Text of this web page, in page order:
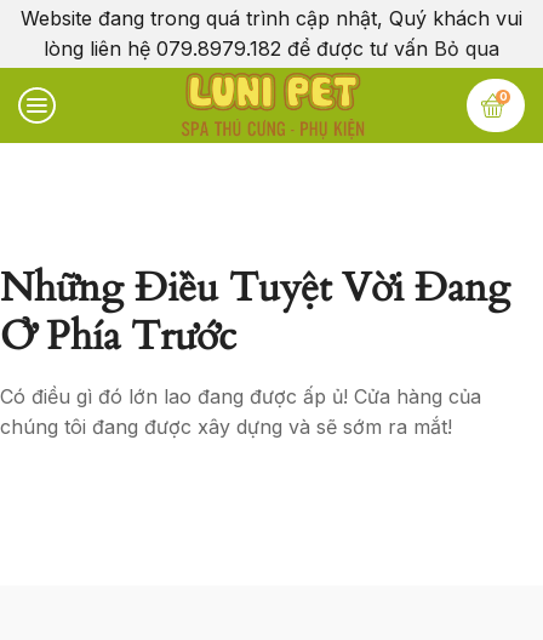
Website đang trong quá trình cập nhật, Quý khách vui
lòng liên hệ 079.8979.182 để được tư vấn Bỏ qua
0
Những Điều Tuyệt Vời Đang
Ở Phía Trước
Có điều gì đó lớn lao đang được ấp ủ! Cửa hàng của
chúng tôi đang được xây dựng và sẽ sớm ra mắt!